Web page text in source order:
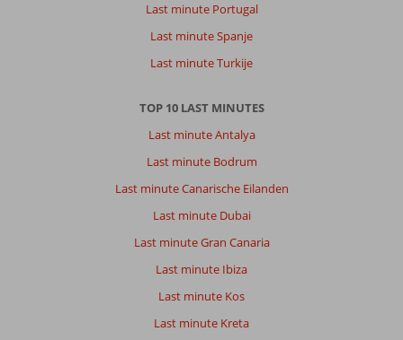
Last minute Portugal
Last minute Spanje
Last minute Turkije
TOP 10 LAST MINUTES
Last minute Antalya
Last minute Bodrum
Last minute Canarische Eilanden
Last minute Dubai
Last minute Gran Canaria
Last minute Ibiza
Last minute Kos
Last minute Kreta